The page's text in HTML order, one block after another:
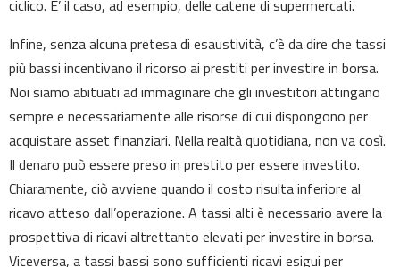
ciclico. E’ il caso, ad esempio, delle catene di supermercati.
Infine, senza alcuna pretesa di esaustività, c’è da dire che tassi
più bassi incentivano il ricorso ai prestiti per investire in borsa.
Noi siamo abituati ad immaginare che gli investitori attingano
sempre e necessariamente alle risorse di cui dispongono per
acquistare asset finanziari. Nella realtà quotidiana, non va così.
Il denaro può essere preso in prestito per essere investito.
Chiaramente, ciò avviene quando il costo risulta inferiore al
ricavo atteso dall’operazione. A tassi alti è necessario avere la
prospettiva di ricavi altrettanto elevati per investire in borsa.
Viceversa, a tassi bassi sono sufficienti ricavi esigui per